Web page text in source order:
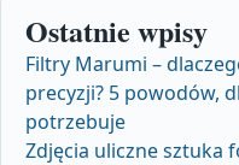
Ostatnie wpisy
Filtry Marumi –
precyzji? 5 powodów,
potrzebuje
Zdjęcia uliczne sztuka